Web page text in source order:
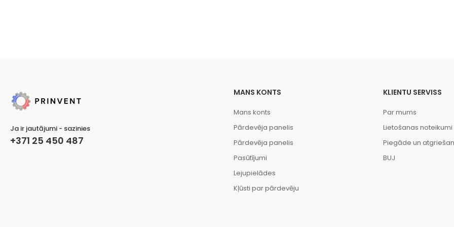
Ja ir jautājumi - sazinies
+371 25 450 487
MANS KONTS
Mans konts
Pārdevēja panelis
Pārdevēja panelis
Pasūtījumi
Lejupielādes
Kļūsti par pārdevēju
KLIENTU SERVISS
Par mums
Lietošanas noteikumi
Piegāde un
BUJ